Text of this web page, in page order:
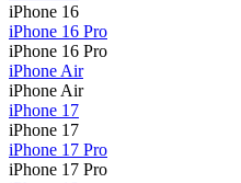
iPhone 16
iPhone 16 Pro
iPhone 16 Pro
iPhone Air
iPhone Air
iPhone 17
iPhone 17
iPhone 17 Pro
iPhone 17 Pro